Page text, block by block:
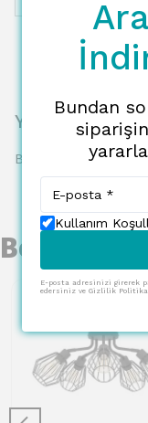
Yorumlar
Bu ürün için henüz
Benzer
Bundan
Kullanım
E-posta adresinizi girerek
edersiniz ve Gizlilik